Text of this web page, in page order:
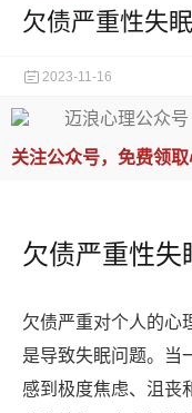
欠债严重性失
2023-11-16
关注公众号，免费领取
欠债严重性失
欠债严重对个人的心
是导致失眠问题。当
感到极度焦虑、沮丧